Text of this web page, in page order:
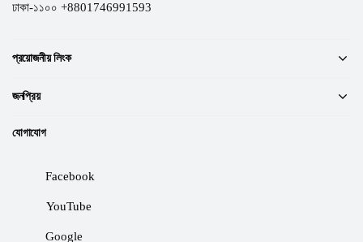
ঢাকা-১১০০ +8801746991593
প্রয়োজনীয় লিংক
জনপ্রিয়
যোগাযোগ
Facebook
YouTube
Google